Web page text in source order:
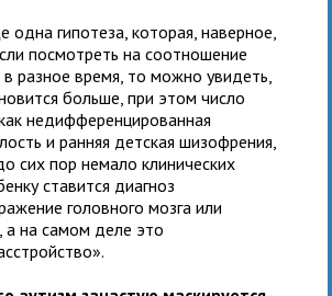
одна гипотеза, которая, наверное,
посмотреть на соотношение
разное время, то можно увидеть,
больше, при этом число
недифференцированная
и ранняя детская шизофрения,
сих пор немало клинических
ставится диагноз
головного мозга или
, а на самом деле это